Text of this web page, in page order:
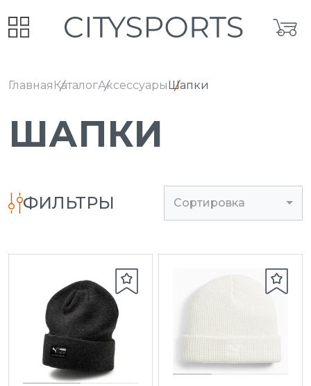
Главная КаталогАксессуарыШапки
ШАПКИ
ФИЛЬТРЫ Сортировка